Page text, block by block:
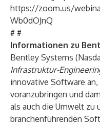
https://zoom.us/
Wb0dOJnQ
# #
Informationen zu
Bentley Systems
Infrastruktur-
innovative Software
voranzubringen und
als auch die Umwelt zu
branchenführenden